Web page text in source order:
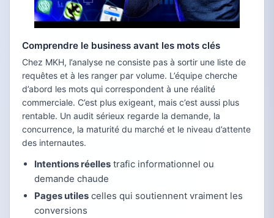
Comprendre le business avant les mots clés
Chez MKH, l’analyse ne consiste pas à sortir une liste de
requêtes et à les ranger par volume. L’équipe cherche
d’abord les mots qui correspondent à une réalité
commerciale. C’est plus exigeant, mais c’est aussi plus
rentable. Un audit sérieux regarde la demande, la
concurrence, la maturité du marché et le niveau d’attente
des internautes.
Intentions réelles trafic informationnel ou
demande chaude
Pages utiles celles qui soutiennent vraiment les
conversions